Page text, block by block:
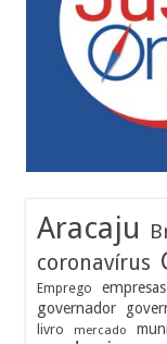
Aracaju
coronavírus
Emprego empresas
governador
livro mercado